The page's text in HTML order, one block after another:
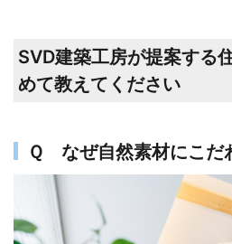
SVD建築工房が提案する
めて教えてください
Ｑ なぜ自然素材にこだ